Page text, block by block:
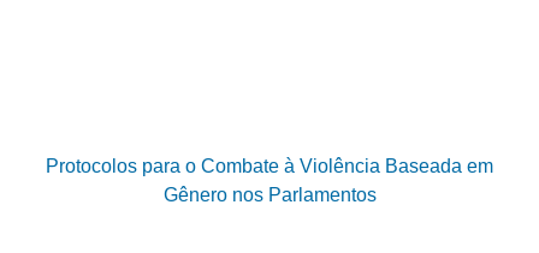
Protocolos para o Combate à Violência Baseada em
Gênero nos Parlamentos